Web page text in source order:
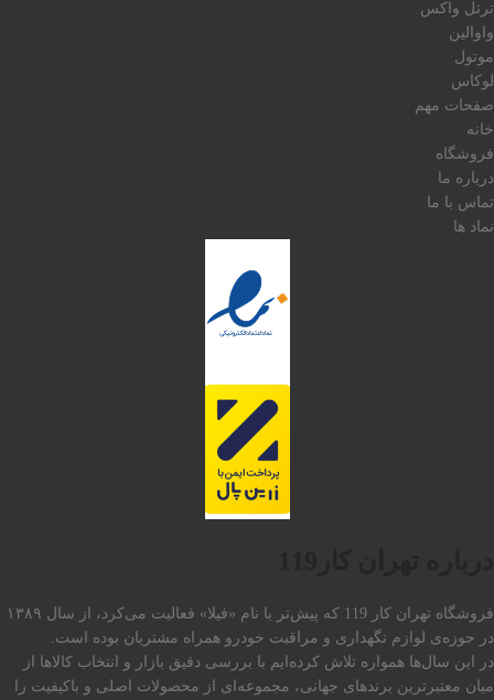
ترتل واکس
واوالین
موتول
لوکاس
صفحات مهم
خانه
فروشگاه
درباره ما
تماس با ما
نماد ها
فروشگاه تهران کار 119 که پیش‌تر با نام «فیلا» فعالیت می‌کرد، از سال ۱۳۸۹
در حوزه‌ی لوازم نگهداری و مراقبت خودرو همراه مشتریان بوده است.
در این سال‌ها همواره تلاش کرده‌ایم با بررسی دقیق بازار و انتخاب کالاها از
میان معتبرترین برندهای جهانی، مجموعه‌ای از محصولات اصلی و باکیفیت را